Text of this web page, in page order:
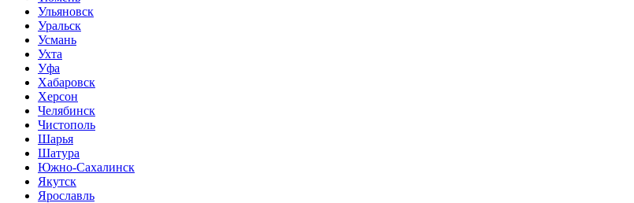
Ульяновск
Уральск
Усмань
Ухта
Уфа
Хабаровск
Херсон
Челябинск
Чистополь
Шарья
Шатура
Южно-Сахалинск
Якутск
Ярославль